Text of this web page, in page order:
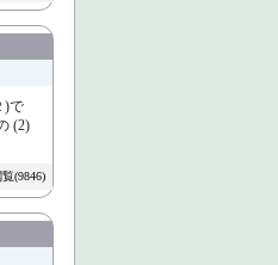
)で
(2)
(9846)